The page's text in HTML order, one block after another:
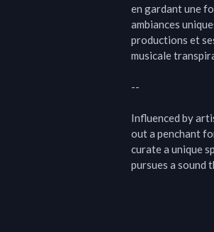
en gardant une
ambiances
productions et
musicale
--
Influenced by
out a penchant
curate a unique
pursues a sound